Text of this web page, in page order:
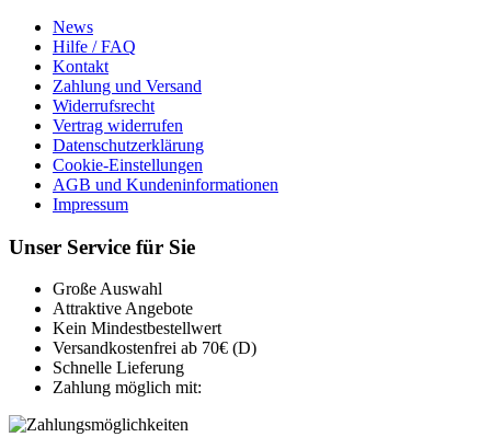
News
Hilfe / FAQ
Kontakt
Zahlung und Versand
Widerrufsrecht
Vertrag widerrufen
Datenschutzerklärung
Cookie-Einstellungen
AGB und Kundeninformationen
Impressum
Unser Service für Sie
Große Auswahl
Attraktive Angebote
Kein Mindestbestellwert
Versandkostenfrei ab 70€ (D)
Schnelle Lieferung
Zahlung möglich mit: